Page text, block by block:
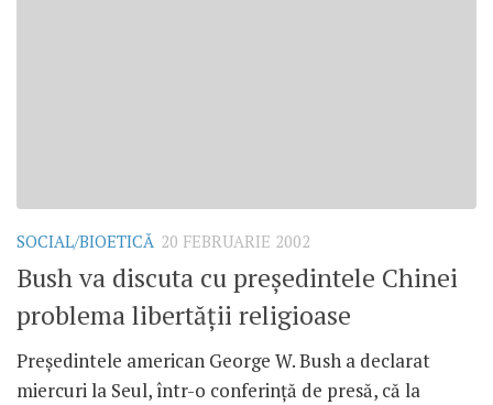
SOCIAL/BIOETICĂ 20 FEBRUARIE 2002
Bush va discuta cu preşedintele Chinei
problema libertăţii religioase
Preşedintele american George W. Bush a declarat
miercuri la Seul, într-o conferinţă de presă, că la